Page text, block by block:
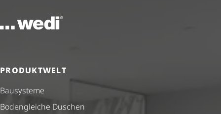
Zur Startseite
PRODUKTWELT
Bausysteme
Bodengleiche Duschen